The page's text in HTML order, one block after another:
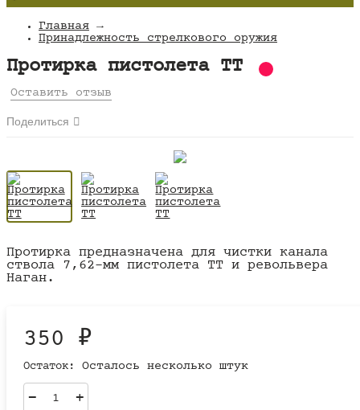
Главная →
Принадлежность стрелкового оружия
Протирка пистолета ТТ
Оставить отзыв
Поделиться
Протирка предназначена для чистки канала
ствола 7,62-мм пистолета ТТ и револьвера
Наган.
350 ₽
Остаток: Осталось несколько штук
– +